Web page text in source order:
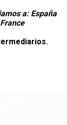
a: España